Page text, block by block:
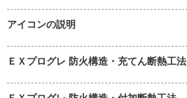
アイコンの説明
ＥＸプログレ 防火構造・充てん断熱工法